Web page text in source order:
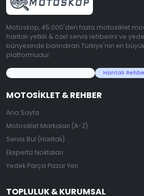
Motoskop, 45.000'den fazla motosiklet
haritalı yetkili & özel servis rehberini ve
bünyesinde barındıran Türkiye'nin en
platformudur.
Haritalı
MOTOSIKLET & REHBER
Ana Sayfa
Motosiklet Markaları (A-Z)
Servis Bul (Haritalı)
Ekspertiz Noktaları
Yedek Parça Pazar Yeri
TOPLULUK & KURUMSAL